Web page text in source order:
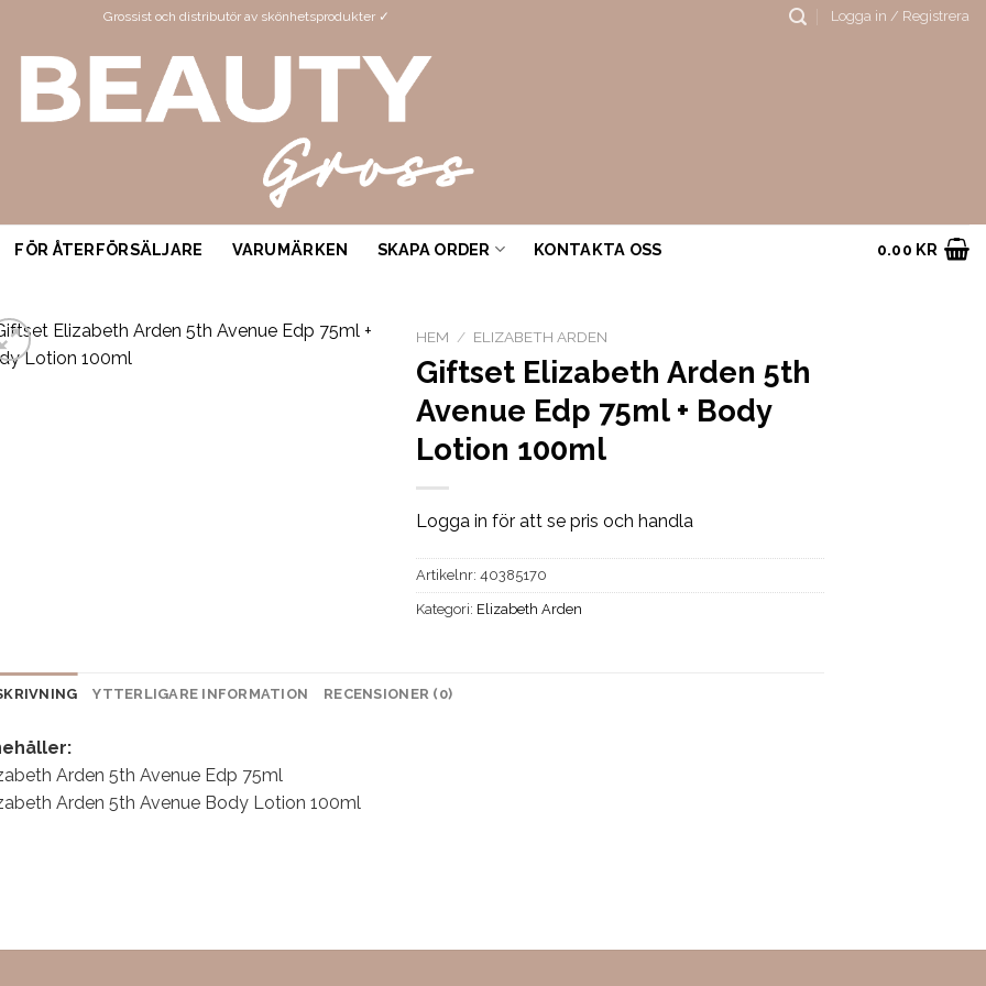
Grossist och distributör av skönhetsprodukter ✓ Logga in / Registrera
FÖR ÅTERFÖRSÄLJARE VARUMÄRKEN SKAPA ORDER KONTAKTA OSS 0.00 KR
HEM / ELIZABETH ARDEN
Giftset Elizabeth Arden 5th
Avenue Edp 75ml + Body
Lotion 100ml
Logga in för att se pris och handla
Artikelnr:40385170
Kategori: Elizabeth Arden
YTTERLIGARE INFORMATION RECENSIONER (0)
:
Arden 5th Avenue Edp 75ml
Arden 5th Avenue Body Lotion 100ml